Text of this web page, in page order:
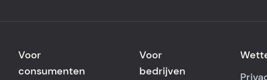
Voor
consumenten
Voor
bedrijven